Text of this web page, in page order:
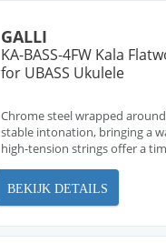
GALLI
KA-BASS-4FW Kala
for UBASS Ukulele
Chrome steel wrapped
stable intonation, bringing a
high-tension strings offer a
BEKIJK DETAILS